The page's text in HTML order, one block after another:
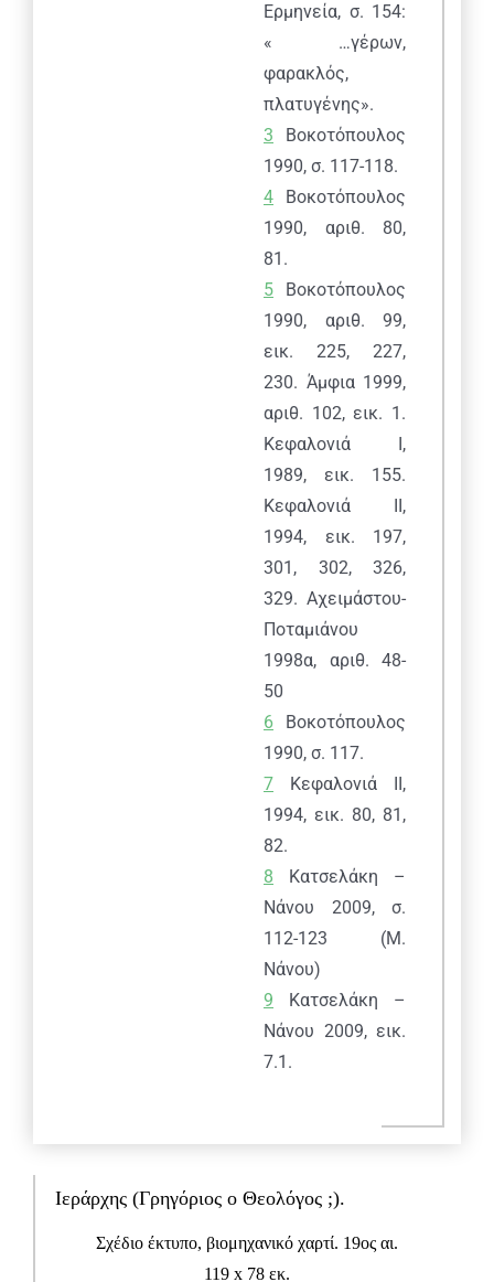
Ερμηνεία, σ. 154:
« …γέρων,
φαρακλός,
πλατυγένης».
3 Βοκοτόπουλος
1990, σ. 117-118.
4 Βοκοτόπουλος
1990, αριθ. 80,
81.
5 Βοκοτόπουλος
1990, αριθ. 99,
εικ. 225, 227,
230. Άμφια 1999,
αριθ. 102, εικ. 1.
Κεφαλονιά Ι,
1989, εικ. 155.
Κεφαλονιά ΙΙ,
1994, εικ. 197,
301, 302, 326,
329. Aχειμάστου-
Ποταμιάνου
1998α, αριθ. 48-
50
6 Βοκοτόπουλος
1990, σ. 117.
7 Κεφαλονιά ΙΙ,
1994, εικ. 80, 81,
82.
8 Κατσελάκη –
Νάνου 2009, σ.
112-123 (Μ.
Νάνου)
9 Κατσελάκη –
Νάνου 2009, εικ.
7.1.
Ιεράρχης (Γρηγόριος ο Θεολόγος ;).
Σχέδιο έκτυπο, βιομηχανικό χαρτί. 19ος αι.
119 x 78 εκ.
T: 216-9003-700 , F: 30 210 4296024,
Credits